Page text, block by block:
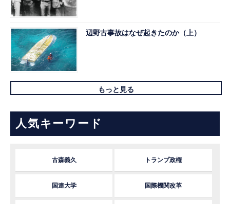
辺野古事故はなぜ起きたのか（上）
もっと見る
人気キーワード
古森義久 トランプ政権
国連大学 国際機関改革